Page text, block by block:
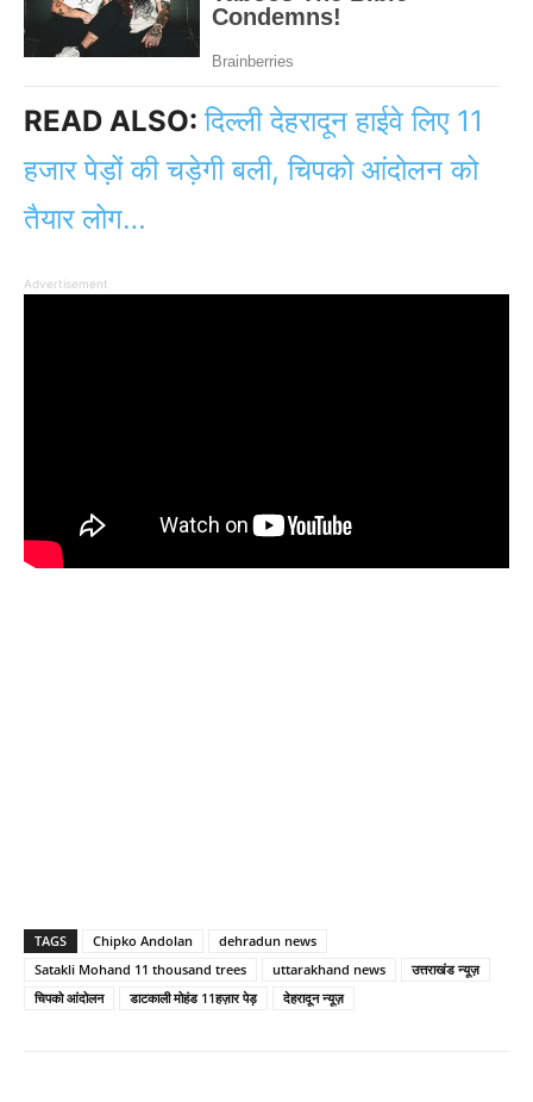
READ ALSO:दिल्ली देहरादून हाईवे लिए 11
हजार पेड़ों की चड़ेगी बली, चिपको आंदोलन को
तैयार लोग…
Advertisement
TAGS Chipko Andolan
dehradun news
Satakli Mohand 11 thousand trees
uttarakhand news
उत्तराखंड न्यूज़
चिपको आंदोलन
डाटकाली मोहंड 11हज़ार पेड़ देहरादून न्यूज़